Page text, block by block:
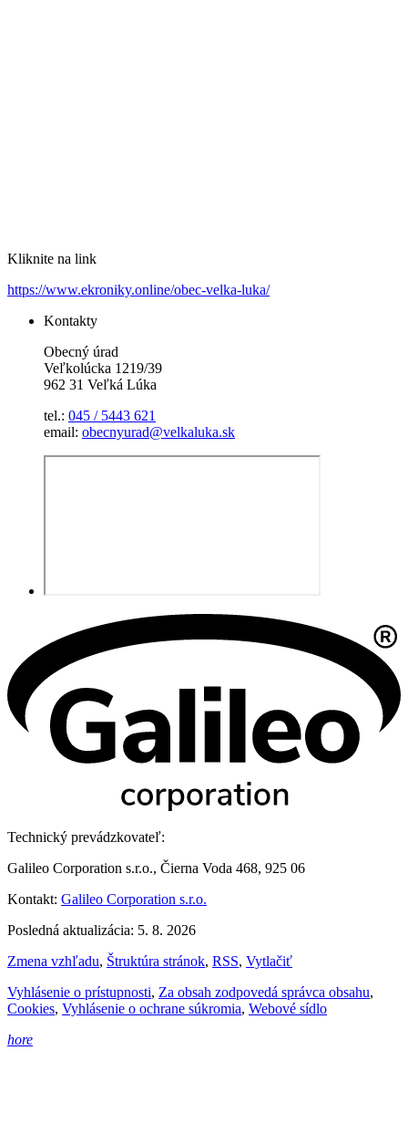
Kliknite na link
https://www.ekroniky.online/obec-velka-luka/
Kontakty
Obecný úrad
Veľkolúcka 1219/39
962 31 Veľká Lúka
tel.: 045 / 5443 621
email: obecnyurad@velkaluka.sk
Technický prevádzkovateľ:
Galileo Corporation s.r.o., Čierna Voda 468, 925 06
Kontakt: Galileo Corporation s.r.o.
Posledná aktualizácia: 5. 8. 2026
Zmena vzhľadu, Štruktúra stránok, RSS, Vytlačiť
Vyhlásenie o prístupnosti, Za obsah zodpovedá správca obsahu,
Cookies, Vyhlásenie o ochrane súkromia, Webové sídlo
hore